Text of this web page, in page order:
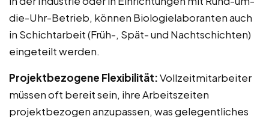
die-Uhr-Betrieb, können Biologielaboranten auch
in Schichtarbeit (Früh-, Spät- und Nachtschichten)
eingeteilt werden.
Projektbezogene Flexibilität:Vollzeitmitarbeiter
müssen oft bereit sein, ihre Arbeitszeiten
projektbezogen anzupassen, was gelegentliches